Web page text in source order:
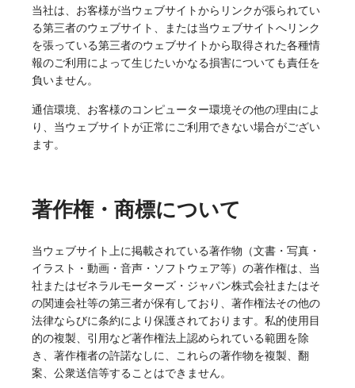
当社は、お客様が当ウェブサイトからリンクが張られてい
る第三者のウェブサイト、または当ウェブサイトへリンク
を張っている第三者のウェブサイトから取得された各種情
報のご利用によって生じたいかなる損害についても責任を
負いません。
通信環境、お客様のコンピューター環境その他の理由によ
り、当ウェブサイトが正常にご利用できない場合がござい
ます。
著作権・商標について
当ウェブサイト上に掲載されている著作物（文書・写真・
イラスト・動画・音声・ソフトウェア等）の著作権は、当
社またはゼネラルモーターズ・ジャパン株式会社またはそ
の関連会社等の第三者が保有しており、著作権法その他の
法律ならびに条約により保護されております。私的使用目
的の複製、引用など著作権法上認められている範囲を除
き、著作権者の許諾なしに、これらの著作物を複製、翻
案、公衆送信等することはできません。